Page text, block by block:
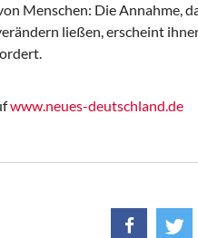
Menschen: Die Annahme,
ließen, erscheint
www.neues-deutschland.de